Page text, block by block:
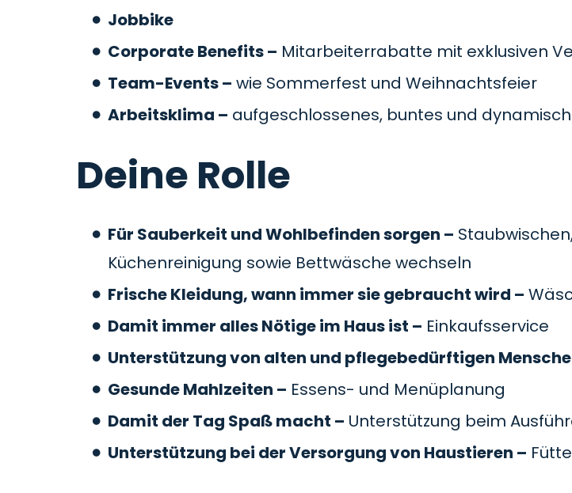
Jobbike
Corporate Benefits – Mitarbeiterrabatte mit exklusiven
Team-Events – wie Sommerfest und Weihnachtsfeier
Arbeitsklima – aufgeschlossenes, buntes und
Deine Rolle
Für Sauberkeit und Wohlbefinden sorgen –
Küchenreinigung sowie Bettwäsche wechseln
Frische Kleidung, wann immer sie gebraucht wird –
Damit immer alles Nötige im Haus ist – Einkaufsservice
Unterstützung von alten und pflegebedürftigen
Gesunde Mahlzeiten – Essens- und Menüplanung
Damit der Tag Spaß macht – Unterstützung beim
Unterstützung bei der Versorgung von Haustieren –